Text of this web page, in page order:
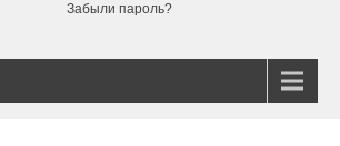
Забыли пароль?